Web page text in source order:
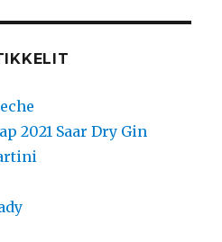
2021 Saar Dry Gin